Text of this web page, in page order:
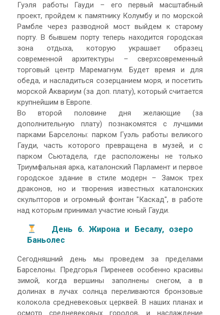
Гуэля работы Гауди – его первый масштабный
проект, пройдем к памятнику Колумбу и по морской
Рамбле через разводной мост выйдем к старому
порту. В бывшем порту теперь находится городская
зона отдыха, которую украшает образец
современной архитектуры – сверхсовременный
торговый центр Маремагнум. Будет время и для
обеда, и насладиться созерцанием моря, и посетить
морской Аквариум (за доп. плату), который считается
крупнейшим в Европе.
Во второй половине дня желающие (за
дополнительную плату) познакомятся с лучшими
парками Барселоны: парком Гуэль работы великого
Гауди, часть которого превращена в музей, и с
парком Сьютадела, где расположены не только
Триумфальная арка, каталонский Парламент и первое
городское здание в стиле модерн – Замок трех
драконов, но и творения известных каталонских
скульпторов и огромный фонтан "Каскад", в работе
над которым принимал участие юный Гауди.
День 6. Жирона и Бесалу, озеро
Баньолес
Сегодняшний день мы проведем за пределами
Барселоны. Предгорья Пиренеев особенно красивы
зимой, когда вершины заполнены снегом, а в
долинах в лучах солнца переливаются бронзовые
колокола средневековых церквей. В наших планах и